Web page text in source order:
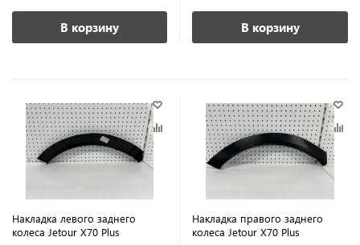
В корзину В корзину
Накладка левого заднего
колеса Jetour X70 Plus
Накладка правого заднего
колеса Jetour X70 Plus